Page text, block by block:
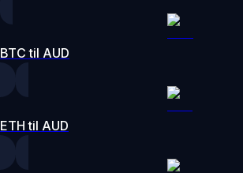
BTC til AUD
ETH til AUD